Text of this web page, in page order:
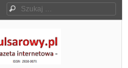
Szukaj